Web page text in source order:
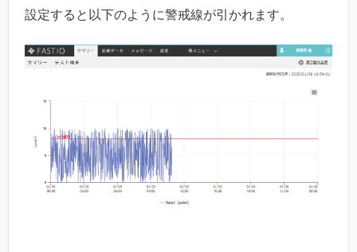
設定すると以下のように警戒線が引かれます。